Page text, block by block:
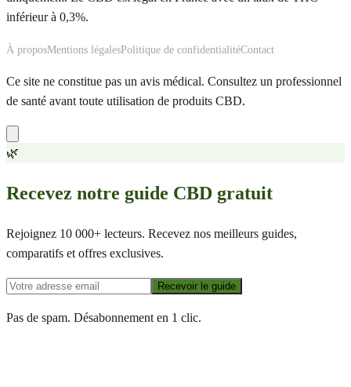
inférieur à 0,3%.
À proposMentions légalesPolitique de confidentialitéContact
Ce site ne constitue pas un avis médical. Consultez un professionnel
de santé avant toute utilisation de produits CBD.
🌿
Recevez notre guide CBD gratuit
Rejoignez 10 000+ lecteurs. Recevez nos meilleurs guides,
comparatifs et offres exclusives.
Recevoir le guide
Pas de spam. Désabonnement en 1 clic.